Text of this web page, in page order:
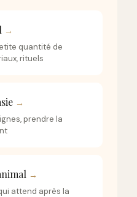
→
quantité de
rituels
→
prendre la
→
attend après la